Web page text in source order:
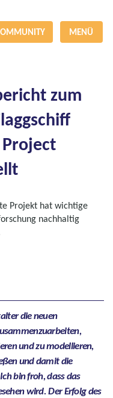
MENÜ
zum
Projekt hat wichtige
nachhaltig
die neuen
und zu modellieren,
und damit die
bin froh, dass das
wird. Der Erfolg des